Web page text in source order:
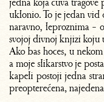
uklonio. To je jedan vid
naravno, leproznima -
svojoj divnoj knjizi koju
Ako bas hoces, u
a moje slikarstvo je
kapeli postoji jedna
preopterećena,